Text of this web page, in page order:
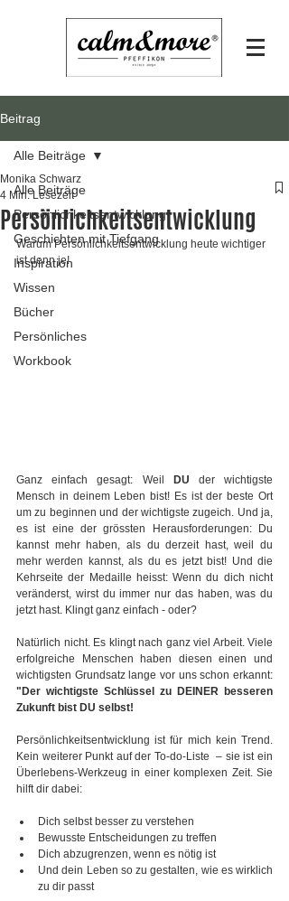
Beitrag
Alle Beiträge
Persönlichkeitsentwicklung
Geschichten mit Tiefgang
Inspiration
Wissen
Bücher
Persönliches
Workbook
Alle Beiträge
Persönlichkeitsentwicklung
Monika Schwarz
4 Min. Lesezeit
Warum Persönlichkeitsentwicklung heute wichtiger
ist denn je!
Ganz einfach gesagt: Weil DU der wichtigste
Mensch in deinem Leben bist! Es ist der beste Ort
um zu beginnen und der wichtigste zugeich. Und ja,
es ist eine der grössten Herausforderungen: Du
kannst mehr haben, als du derzeit hast, weil du
mehr werden kannst, als du es jetzt bist! Und die
Kehrseite der Medaille heisst: Wenn du dich nicht
veränderst, wirst du immer nur das haben, was du
jetzt hast. Klingt ganz einfach - oder?
Natürlich nicht. Es klingt nach ganz viel Arbeit. Viele
erfolgreiche Menschen haben diesen einen und
"Der wichtigste Schlüssel zu DEINER besseren
Zukunft bist DU selbst!
Persönlichkeitsentwicklung ist für mich kein Trend.
Kein weiterer Punkt auf der To-do-Liste  – sie ist ein
Überlebens-Werkzeug in einer komplexen Zeit. Sie
hilft dir dabei:
Dich selbst besser zu verstehen
Bewusste Entscheidungen zu treffen
Dich abzugrenzen, wenn es nötig ist
Und dein Leben so zu gestalten, wie es wirklich
zu dir passt